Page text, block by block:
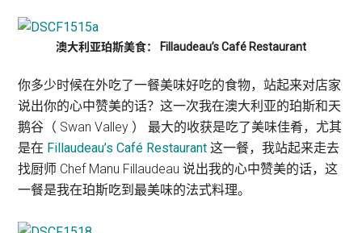
澳大利亚珀斯美食： Fillaudeau’s Café Restaurant
你多少时候在外吃了一餐美味好吃的食物，站起来对店家
说出你的心中赞美的话？这一次我在澳大利亚的珀斯和天
鹅谷（ Swan Valley ） 最大的收获是吃了美味佳肴，尤其
是在 Fillaudeau’s Café Restaurant 这一餐，我站起来走去
找厨师 Chef Manu Fillaudeau 说出我的心中赞美的话，这
一餐是我在珀斯吃到最美味的法式料理。